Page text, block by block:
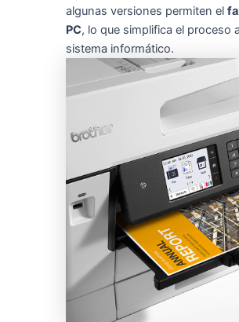
algunas versiones permiten el
PC, lo que simplifica el proceso
sistema informático.